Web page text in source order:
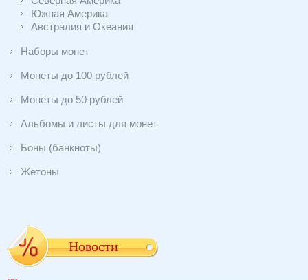
Южная Америка
Австралия и Океания
Наборы монет
Монеты до 100 рублей
Монеты до 50 рублей
Альбомы и листы для монет
Боны (банкноты)
Жетоны
Новости